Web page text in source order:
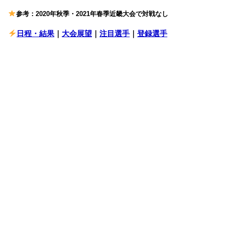
参考：2020年秋季・2021年春季近畿大会で対戦なし
日程・結果 大会展望 ｜注目選手 ｜登録選手